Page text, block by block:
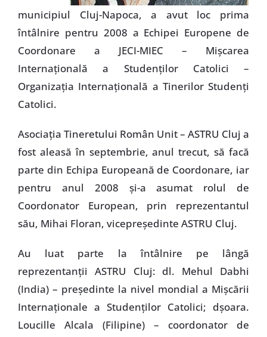
municipiul Cluj-Napoca, a avut loc prima
întâlnire pentru 2008 a Echipei Europene de
Coordonare a JECI-MIEC – Mişcarea
Internaţională a Studenţilor Catolici –
Organizaţia Internaţională a Tinerilor Studenţi
Catolici.
Asociaţia Tineretului Român Unit – ASTRU Cluj a
fost aleasă în septembrie, anul trecut, să facă
parte din Echipa Europeană de Coordonare, iar
pentru anul 2008 şi-a asumat rolul de
Coordonator European, prin reprezentantul
său, Mihai Floran, vicepreşedinte ASTRU Cluj.
Au luat parte la întâlnire pe lângă
reprezentanţii ASTRU Cluj: dl. Mehul Dabhi
(India) – preşedinte la nivel mondial a Mişcării
Internaţionale a Studenţilor Catolici; dşoara.
Loucille Alcala (Filipine) – coordonator de